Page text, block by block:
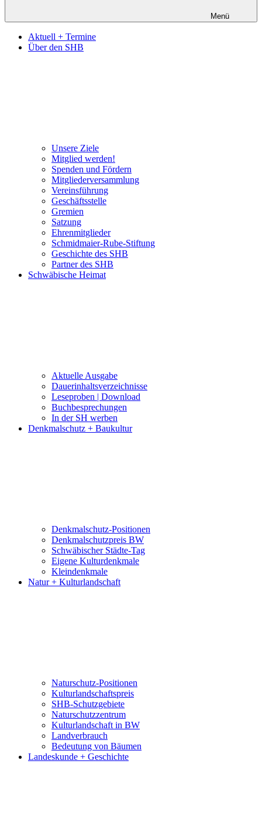
Menü
Aktuell + Termine
Über den SHB
Unsere Ziele
Mitglied werden!
Spenden und Fördern
Mitgliederversammlung
Vereinsführung
Geschäftsstelle
Gremien
Satzung
Ehrenmitglieder
Schmidmaier-Rube-Stiftung
Geschichte des SHB
Partner des SHB
Schwäbische Heimat
Aktuelle Ausgabe
Dauerinhaltsverzeichnisse
Leseproben | Download
Buchbesprechungen
In der SH werben
Denkmalschutz + Baukultur
Denkmalschutz-Positionen
Denkmalschutzpreis BW
Schwäbischer Städte-Tag
Eigene Kulturdenkmale
Kleindenkmale
Natur + Kulturlandschaft
Naturschutz-Positionen
Kulturlandschaftspreis
SHB-Schutzgebiete
Naturschutzzentrum
Kulturlandschaft in BW
Landverbrauch
Bedeutung von Bäumen
Landeskunde + Geschichte